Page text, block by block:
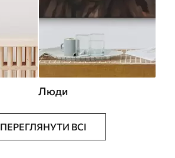
Люди
ПЕРЕГЛЯНУТИ ВСІ